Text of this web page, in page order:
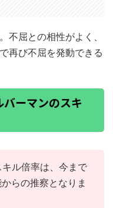
不屈との相性がよく、
再び不屈を発動できる
ーマンのスキ
ル倍率は、今まで
らの推察となりま